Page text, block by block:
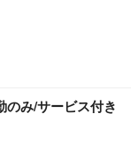
のみ/サービス付き